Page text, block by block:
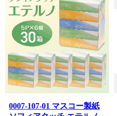
0007-107-01 マスコー製紙